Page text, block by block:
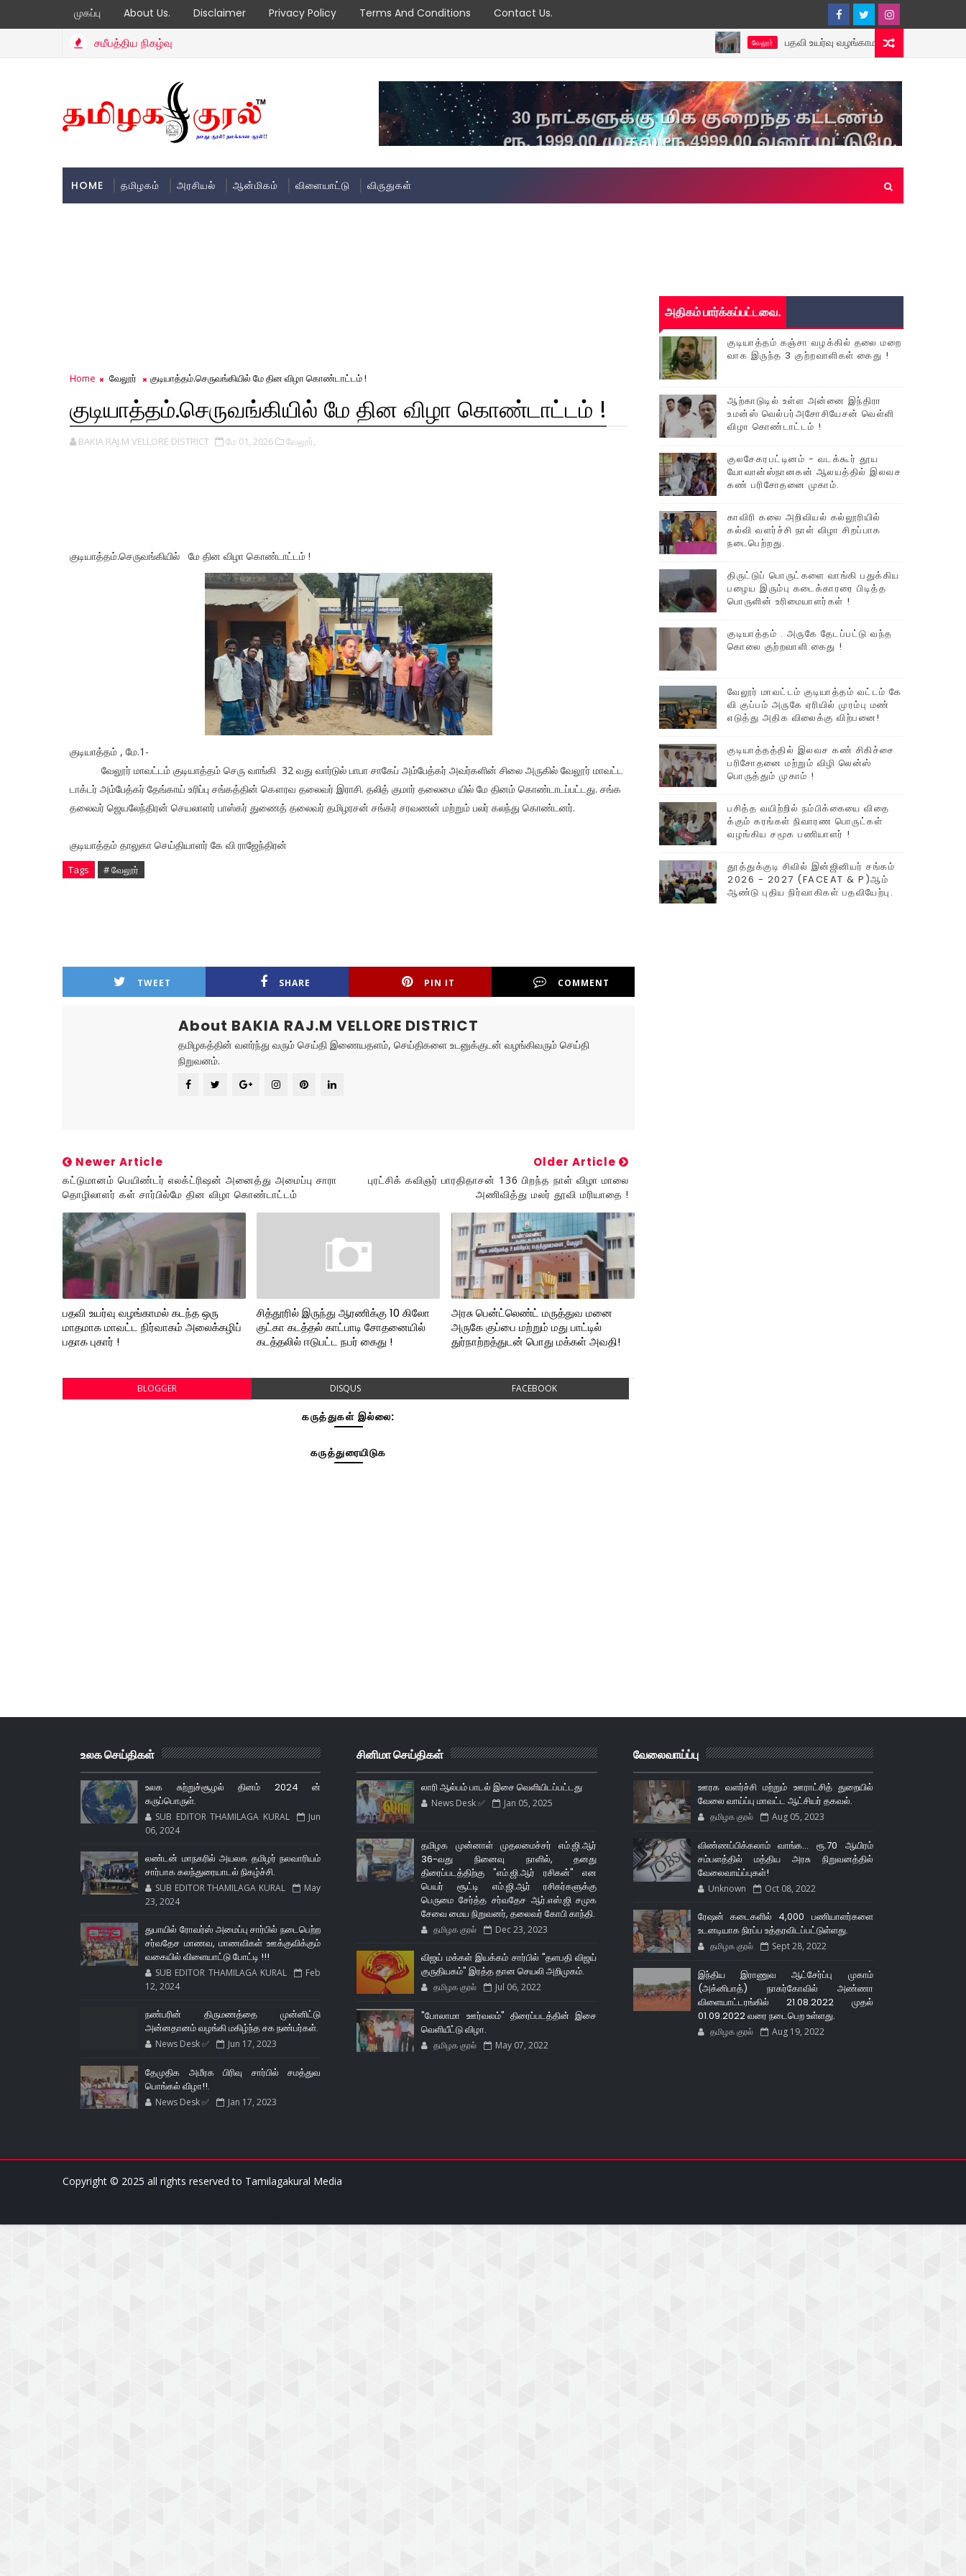
முகப்பு About Us. Disclaimer Privacy Policy Terms And Conditions Contact Us.
சமீபத்திய நிகழ்வு வேலூர் பதவி உயர்வு வழங்காமல் கடந்த ஒரு மாதமாக
HOME தமிழகம் அரசியல் ஆன்மிகம் விளையாட்டு விருதுகள்
Home வேலூர் குடியாத்தம்.செருவங்கியில் மே தின விழா கொண்டாட்டம் !
குடியாத்தம்.செருவங்கியில் மே தின விழா கொண்டாட்டம் !
BAKIA RAJ.M VELLORE DISTRICT மே 01, 2026 வேலூர்,
குடியாத்தம்.செருவங்கியில் மே தின விழா கொண்டாட்டம் !
குடியாத்தம் , மே.1-
வேலூர் மாவட்டம் குடியாத்தம் செரு வாங்கி 32 வது வார்டுல் பாபா சாகேப் அம்பேத்கர் அவர்களின் சிலை அருகில் வேலூர் மாவட்ட
டாக்டர் அம்பேத்கர் தேங்காய் உரிப்பு சங்கத்தின் கௌரவ தலைவர் இராசி. தலித் குமார் தலைமை யில் மே தினம் கொண்டாடப்பட்டது. சங்க
தலைவர் ஜெயலேந்திரன் செயலாளர் பாஸ்கர் துணைத் தலைவர் தமிழரசன் சங்கர் சரவணன் மற்றும் பலர் கலந்து கொண்டனர்.
குடியாத்தம் தாலுகா செய்தியாளர் கே வி ராஜேந்திரன்
Tags # வேலூர்
TWEET SHARE PIN IT COMMENT
About BAKIA RAJ.M VELLORE DISTRICT
தமிழகத்தின் வளர்ந்து வரும் செய்தி இணையதளம், செய்திகளை உடனுக்குடன் வழங்கிவரும் செய்தி
நிறுவனம்.
Newer Article
கட்டுமானம் பெயிண்டர் எலக்ட்ரிஷன் அனைத்து அமைப்பு சாரா
தொழிலாளர் கள் சார்பில்மே தின விழா கொண்டாட்டம்
Older Article
புரட்சிக் கவிஞர் பாரதிதாசன் 136 பிறந்த நாள் விழா மாலை
அணிவித்து மலர் தூவி மரியாதை !
பதவி உயர்வு வழங்காமல் கடந்த ஒரு
மாதமாக மாவட்ட நிர்வாகம் அலைக்கழிப்
பதாக புகார் !
சித்தூரில் இருந்து ஆரணிக்கு 10 கிலோ
குட்கா கடத்தல் காட்பாடி சோதனையில்
கடத்தலில் ஈடுபட்ட நபர் கைது !
அரசு பென்ட்லெண்ட் மருத்துவ மனை
அருகே குப்பை மற்றும் மது பாட்டில்
துர்நாற்றத்துடன் பொது மக்கள் அவதி!
BLOGGER DISQUS FACEBOOK
கருத்துகள் இல்லை:
கருத்துரையிடுக
அதிகம் பார்க்கப்பட்டவை.
குடியாத்தம் கஞ்சா வழக்கில் தலை மறை
வாக இருந்த 3 குற்றவாளிகள் கைது !
ஆற்காடுடில் உள்ள அன்னை இந்திரா
உமன்ஸ் வெல்பர்அசோசியேசன் வெள்ளி
விழா கொண்டாட்டம் !
குலசேகரபட்டினம் - வடக்கூர் தூய
யோவான்ஸ்நானகன் ஆலயத்தில் இலவச
கண் பரிசோதனை முகாம்.
காவிரி கலை அறிவியல் கல்லூரியில்
கல்வி வளர்ச்சி நாள் விழா சிறப்பாக
நடைபெற்றது.
திருட்டுப் பொருட்களை வாங்கி பதுக்கிய
பழைய இரும்பு கடைக்காரரை பிடித்த
பொருளின் உரிமையாளர்கள் !
குடியாத்தம் . அருகே தேடப்பட்டு வந்த
கொலை குற்றவாளி கைது !
வேலூர் மாவட்டம் குடியாத்தம் வட்டம் கே
வி குப்பம் அருகே ஏரியில் முரம்பு‌ மண்
எடுத்து அதிக விலைக்கு விற்பனை!
குடியாத்தத்தில் இலவச கண் சிகிச்சை
பரிசோதனை மற்றும் விழி லென்ஸ்
பொருத்தும் முகாம் !
பசித்த வயிற்றில் நம்பிக்கையை விதை
க்கும் கரங்கள் நிவாரண பொருட்கள்
வழங்கிய சமூக பணியாளர் !
தூத்துக்குடி சிவில் இன்ஜினியர் சங்கம்
2026 - 2027 (FACEAT & P)ஆம்
ஆண்டு புதிய நிர்வாகிகள் பதவியேற்பு.
உலக செய்திகள்
உலக சுற்றுச்சூழல் தினம் 2024 ன்
கருப்பொருள்.
SUB EDITOR THAMILAGA KURAL
Jun
06, 2024
லண்டன் மாநகரில் அயலக தமிழர் நலவாரியம்
சார்பாக கலந்துரையாடல் நிகழ்ச்சி.
SUB EDITOR THAMILAGA KURAL
May
23, 2024
துபாயில் ரோவர்ஸ் அமைப்பு சார்பில் நடைபெற்ற
சர்வதேச மாணவ, மாணவிகள் ஊக்குவிக்கும்
வகையில் விளையாட்டு போட்டி !!!
SUB EDITOR THAMILAGA KURAL
Feb
12, 2024
நண்பரின் திருமணத்தை முன்னிட்டு
அன்னதானம் வழங்கி மகிழ்ந்த சக நண்பர்கள்.
News Desk ✅ Jun 17, 2023
தேமுதிக அமீரக பிரிவு சார்பில் சமத்துவ
பொங்கல் விழா!!.
News Desk ✅ Jan 17, 2023
சினிமா செய்திகள்
லாரி ஆல்பம் பாடல் இசை வெளியிடப்பட்டது
News Desk ✅ Jan 05, 2025
தமிழக முன்னாள் முதலமைச்சர் எம்.ஜி.ஆர்
36-வது நினைவு நாளில், தனது
திரைப்படத்திற்கு "எம்.ஜி.ஆர் ரசிகன்" என
பெயர் சூட்டி எம்.ஜி.ஆர் ரசிகர்களுக்கு
பெருமை சேர்த்த சர்வதேச ஆர்.எஸ்.ஜி சமுக
சேவை மைய நிறுவனர், தலைவர் கோபி காந்தி.
தமிழக குரல் Dec 23, 2023
விஜய் மக்கள் இயக்கம் சார்பில் "தளபதி விஜய்
குருதியகம்" இரத்த தான செயலி அறிமுகம்.
தமிழக குரல் Jul 06, 2022
"போலாமா ஊர்வலம்" திரைப்படத்தின் இசை
வெளியீட்டு விழா.
தமிழக குரல் May 07, 2022
வேலைவாய்ப்பு
ஊரக வளர்ச்சி மற்றும் ஊராட்சித் துறையில்
வேலை வாய்ப்பு மாவட்ட ஆட்சியர் தகவல்.
தமிழக குரல் Aug 05, 2023
விண்ணப்பிக்கலாம் வாங்க... ரூ.70 ஆயிரம்
சம்பளத்தில் மத்திய அரசு நிறுவனத்தில்
வேலைவாய்ப்புகள்!
Unknown Oct 08, 2022
ரேஷன் கடைகளில் 4,000 பணியாளர்களை
உடனடியாக நிரப்ப உத்தரவிடப்பட்டுள்ளது.
தமிழக குரல் Sept 28, 2022
இந்திய இராணுவ ஆட்சேர்ப்பு முகாம்
(அக்னிபாத்) நாகர்கோவில் அண்ணா
விளையாட்டரங்கில் 21.08.2022 முதல்
01.09.2022 வரை நடைபெற உள்ளது.
தமிழக குரல் Aug 19, 2022
Copyright © 2025 all rights reserved to Tamilagakural Media